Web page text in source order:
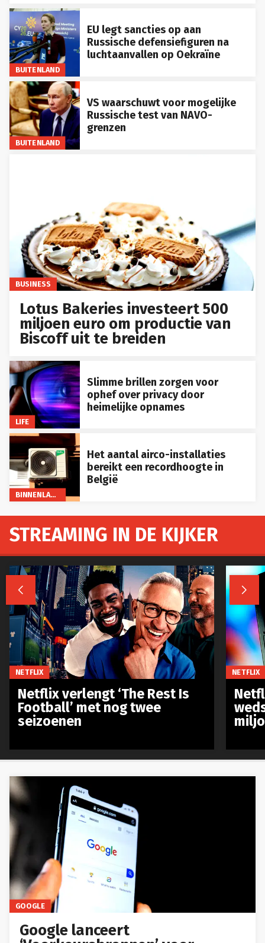
BUITENLAND
EU legt sancties op aan
Russische defensiefiguren na
luchtaanvallen op Oekraïne
BUITENLAND
VS waarschuwt voor mogelijke
Russische test van NAVO-
grenzen
BUSINESS
Lotus Bakeries investeert 500
miljoen euro om productie van
Biscoff uit te breiden
LIFE
Slimme brillen zorgen voor
ophef over privacy door
heimelijke opnames
BINNENLAND
Het aantal airco-installaties
bereikt een recordhoogte in
België
GOOGLE
Google lanceert
STREAMING IN DE KIJKER
 
NETFLIX
Netflix verlengt ‘The Rest Is
Football’ met nog twee
seizoenen
NETFLIX